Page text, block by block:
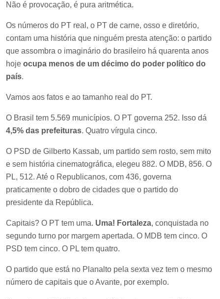
Não é provocação, é pura aritmética.
Os números do PT real, o PT de carne, osso e diretório,
contam uma história que ninguém presta atenção: o partido
que assombra o imaginário do brasileiro há quarenta anos
hoje ocupa menos de um décimo do poder político do
país.
Vamos aos fatos e ao tamanho real do PT.
O Brasil tem 5.569 municípios. O PT governa 252. Isso dá
4,5% das prefeituras. Quatro vírgula cinco.
O PSD de Gilberto Kassab, um partido sem rosto, sem mito
e sem história cinematográfica, elegeu 882. O MDB, 856. O
PL, 512. Até o Republicanos, com 436, governa
praticamente o dobro de cidades que o partido do
presidente da República.
Capitais? O PT tem uma. Uma! Fortaleza, conquistada no
segundo turno por margem apertada. O MDB tem cinco. O
PSD tem cinco. O PL tem quatro.
O partido que está no Planalto pela sexta vez tem o mesmo
número de capitais que o Avante, por exemplo.